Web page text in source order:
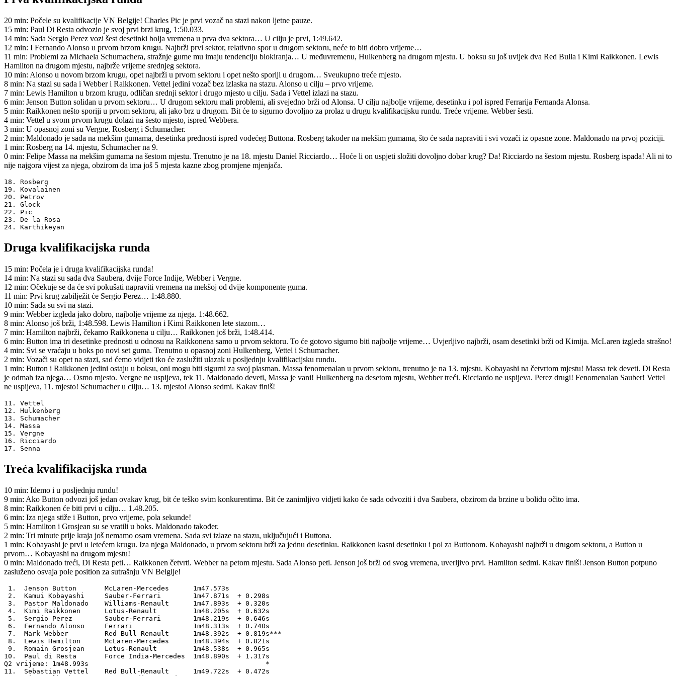
20 min: Počele su kvalifikacije VN Belgije! Charles Pic je prvi vozač na stazi nakon ljetne pauze.
15 min: Paul Di Resta odvozio je svoj prvi brzi krug, 1:50.033.
14 min: Sada Sergio Perez vozi šest desetinki bolja vremena u prva dva sektora… U cilju je prvi, 1:49.642.
12 min: I Fernando Alonso u prvom brzom krugu. Najbrži prvi sektor, relativno spor u drugom sektoru, neće to biti dobro vrijeme…
11 min: Problemi za Michaela Schumachera, stražnje gume mu imaju tendenciju blokiranja… U međuvremenu, Hulkenberg na drugom mjestu. U boksu su još uvijek dva Red Bulla i Kimi Raikkonen. Lewis
Hamilton na drugom mjestu, najbrže vrijeme srednjeg sektora.
10 min: Alonso u novom brzom krugu, opet najbrži u prvom sektoru i opet nešto sporiji u drugom… Sveukupno treće mjesto.
8 min: Na stazi su sada i Webber i Raikkonen. Vettel jedini vozač bez izlaska na stazu. Alonso u cilju – prvo vrijeme.
7 min: Lewis Hamilton u brzom krugu, odličan srednji sektor i drugo mjesto u cilju. Sada i Vettel izlazi na stazu.
6 min: Jenson Button solidan u prvom sektoru… U drugom sektoru mali problemi, ali svejedno brži od Alonsa. U cilju najbolje vrijeme, desetinku i pol ispred Ferrarija Fernanda Alonsa.
5 min: Raikkonen nešto sporiji u prvom sektoru, ali jako brz u drugom. Bit će to sigurno dovoljno za prolaz u drugu kvalifikacijsku rundu. Treće vrijeme. Webber šesti.
4 min: Vettel u svom prvom krugu dolazi na šesto mjesto, ispred Webbera.
3 min: U opasnoj zoni su Vergne, Rosberg i Schumacher.
2 min: Maldonado je sada na mekšim gumama, desetinka prednosti ispred vodećeg Buttona. Rosberg također na mekšim gumama, što će sada napraviti i svi vozači iz opasne zone. Maldonado na prvoj poziciji.
1 min: Rosberg na 14. mjestu, Schumacher na 9.
0 min: Felipe Massa na mekšim gumama na šestom mjestu. Trenutno je na 18. mjestu Daniel Ricciardo… Hoće li on uspjeti složiti dovoljno dobar krug? Da! Ricciardo na šestom mjestu. Rosberg ispada! Ali ni to
nije najgora vijest za njega, obzirom da ima još 5 mjesta kazne zbog promjene mjenjača.
18. Rosberg
19. Kovalainen
20. Petrov
21. Glock
22. Pic
23. De la Rosa
24. Karthikeyan
Druga kvalifikacijska runda
15 min: Počela je i druga kvalifikacijska runda!
14 min: Na stazi su sada dva Saubera, dvije Force Indije, Webber i Vergne.
12 min: Očekuje se da će svi pokušati napraviti vremena na mekšoj od dvije komponente guma.
11 min: Prvi krug zabilježit će Sergio Perez… 1:48.880.
10 min: Sada su svi na stazi.
9 min: Webber izgleda jako dobro, najbolje vrijeme za njega. 1:48.662.
8 min: Alonso još brži, 1:48.598. Lewis Hamilton i Kimi Raikkonen lete stazom…
7 min: Hamilton najbrži, čekamo Raikkonena u cilju… Raikkonen još brži, 1:48.414.
6 min: Button ima tri desetinke prednosti u odnosu na Raikkonena samo u prvom sektoru. To će gotovo sigurno biti najbolje vrijeme… Uvjerljivo najbrži, osam desetinki brži od Kimija. McLaren izgleda strašno!
4 min: Svi se vraćaju u boks po novi set guma. Trenutno u opasnoj zoni Hulkenberg, Vettel i Schumacher.
2 min: Vozači su opet na stazi, sad ćemo vidjeti tko će zaslužiti ulazak u posljednju kvalifikacijsku rundu.
1 min: Button i Raikkonen jedini ostaju u boksu, oni mogu biti sigurni za svoj plasman. Massa fenomenalan u prvom sektoru, trenutno je na 13. mjestu. Kobayashi na četvrtom mjestu! Massa tek deveti. Di Resta
je odmah iza njega… Osmo mjesto. Vergne ne uspijeva, tek 11. Maldonado deveti, Massa je vani! Hulkenberg na desetom mjestu, Webber treći. Ricciardo ne uspijeva. Perez drugi! Fenomenalan Sauber! Vettel
ne uspijeva, 11. mjesto! Schumacher u cilju… 13. mjesto! Alonso sedmi. Kakav finiš!
11. Vettel
12. Hulkenberg
13. Schumacher
14. Massa
15. Vergne
16. Ricciardo
17. Senna
Treća kvalifikacijska runda
10 min: Idemo i u posljednju rundu!
9 min: Ako Button odvozi još jedan ovakav krug, bit će teško svim konkurentima. Bit će zanimljivo vidjeti kako će sada odvoziti i dva Saubera, obzirom da brzine u bolidu očito ima.
8 min: Raikkonen će biti prvi u cilju… 1.48.205.
6 min: Iza njega stiže i Button, prvo vrijeme, pola sekunde!
5 min: Hamilton i Grosjean su se vratili u boks. Maldonado također.
2 min: Tri minute prije kraja još nemamo osam vremena. Sada svi izlaze na stazu, uključujući i Buttona.
1 min: Kobayashi je prvi u letećem krugu. Iza njega Maldonado, u prvom sektoru brži za jednu desetinku. Raikkonen kasni desetinku i pol za Buttonom. Kobayashi najbrži u drugom sektoru, a Button u
prvom… Kobayashi na drugom mjestu!
0 min: Maldonado treći, Di Resta peti… Raikkonen četvrti. Webber na petom mjestu. Sada Alonso peti. Jenson još brži od svog vremena, uverljivo prvi. Hamilton sedmi. Kakav finiš! Jenson Button potpuno
zasluženo osvaja pole position za sutrašnju VN Belgije!
1.  Jenson Button       McLaren-Mercedes      1m47.573s
2.  Kamui Kobayashi     Sauber-Ferrari        1m47.871s  + 0.298s
3.  Pastor Maldonado    Williams-Renault      1m47.893s  + 0.320s
4.  Kimi Raikkonen      Lotus-Renault         1m48.205s  + 0.632s
5.  Sergio Perez        Sauber-Ferrari        1m48.219s  + 0.646s
6.  Fernando Alonso     Ferrari               1m48.313s  + 0.740s
7.  Mark Webber         Red Bull-Renault      1m48.392s  + 0.819s***
8.  Lewis Hamilton      McLaren-Mercedes      1m48.394s  + 0.821s
9.  Romain Grosjean     Lotus-Renault         1m48.538s  + 0.965s
10.  Paul di Resta       Force India-Mercedes  1m48.890s  + 1.317s
Q2 vrijeme: 1m48.993s                                            *
11.  Sebastian Vettel    Red Bull-Renault      1m49.722s  + 0.472s